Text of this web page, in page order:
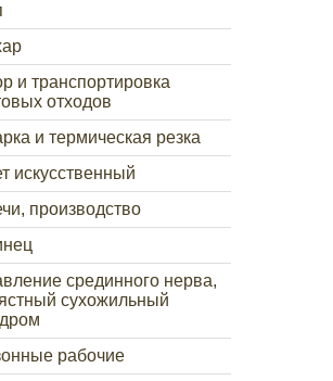
и транспортировка
отходов
и термическая резка
искусственный
производство
срединного нерва,
сухожильный
рабочие